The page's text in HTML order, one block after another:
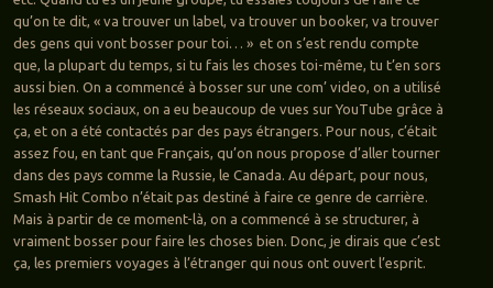
qu’on te dit, « va trouver un label, va trouver un booker, va trouver
des gens qui vont bosser pour toi… » et on s’est rendu compte
que, la plupart du temps, si tu fais les choses toi-même, tu t’en sors
aussi bien. On a commencé à bosser sur une com’ video, on a utilisé
les réseaux sociaux, on a eu beaucoup de vues sur YouTube grâce à
ça, et on a été contactés par des pays étrangers. Pour nous, c’était
assez fou, en tant que Français, qu’on nous propose d’aller tourner
dans des pays comme la Russie, le Canada. Au départ, pour nous,
Smash Hit Combo n’était pas destiné à faire ce genre de carrière.
Mais à partir de ce moment-là, on a commencé à se structurer, à
vraiment bosser pour faire les choses bien. Donc, je dirais que c’est
ça, les premiers voyages à l’étranger qui nous ont ouvert l’esprit.